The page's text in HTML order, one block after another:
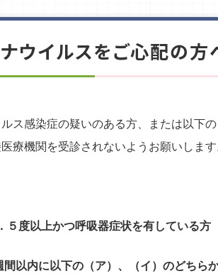
ウイルスをご心配の方
ス感染症の疑いのある方、または以
療機関を受診されないようお願いします
５度以上かつ呼吸器症状を有している方
間以内に以下の（ア）、（イ）のどちら